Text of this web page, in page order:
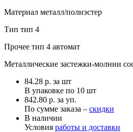
Материал металл/полиэстер
Тип тип 4
Прочее тип 4 автомат
Металлические застежки-молнии
84.28 р. за шт
В упаковке по 10 шт
842.80 р. за уп.
По сумме заказа – скидки
В наличии
Условия работы и доставки